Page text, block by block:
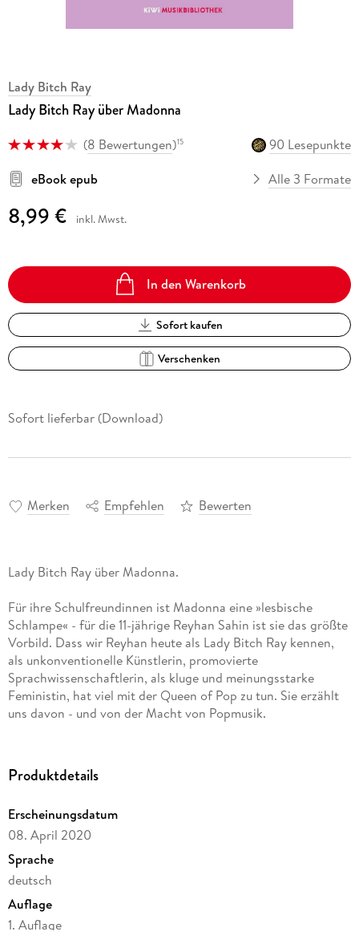
Lady Bitch Ray
Lady Bitch Ray über Madonna
(8 Bewertungen)15
90 Lesepunkte
eBook epub
Alle 3 Formate
8,99 € inkl. Mwst.
In den Warenkorb
Sofort kaufen
Verschenken
Sofort lieferbar (Download)
Merken Empfehlen Bewerten
Lady Bitch Ray über Madonna.
Für ihre Schulfreundinnen ist Madonna eine »lesbische
Schlampe« - für die 11-jährige Reyhan Sahin ist sie das größte
Vorbild. Dass wir Reyhan heute als Lady Bitch Ray kennen,
als unkonventionelle Künstlerin, promovierte
Sprachwissenschaftlerin, als kluge und meinungsstarke
Feministin, hat viel mit der Queen of Pop zu tun. Sie erzählt
uns davon - und von der Macht von Popmusik.
Produktdetails
Erscheinungsdatum
08. April 2020
Sprache
deutsch
Auflage
1. Auflage